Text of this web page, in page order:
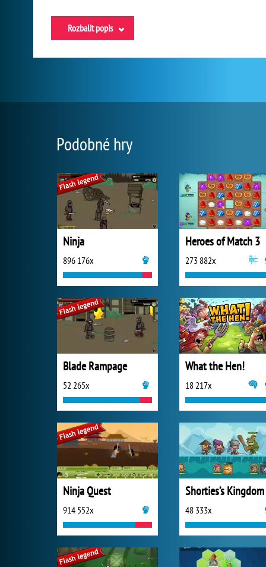
Rozbalit popis
Podobné hry
Ninja
896 176x
Heroes of Match 3
273 882x
Blade Rampage
52 265x
What the Hen!
18 217x
Ninja Quest
914 552x
Shorties’s
48 333x